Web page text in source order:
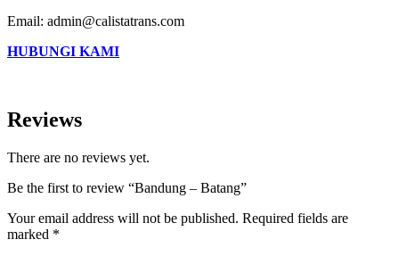
Email: admin@calistatrans.com
HUBUNGI KAMI
Reviews
There are no reviews yet.
Be the first to review “Bandung – Batang”
Your email address will not be published. Required fields are
marked *